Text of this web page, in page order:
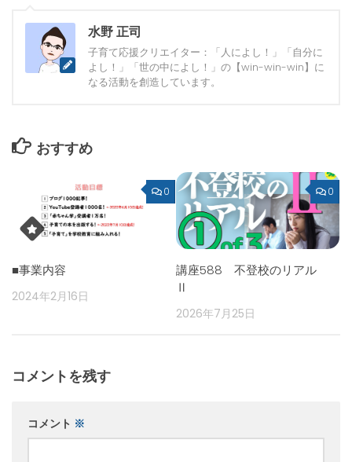
水野 正司
子育て応援クリエイター：「人によし！」「自分に
よし！」「世の中によし！」の【win-win-win】に
なる活動を創造しています。
おすすめ
0
■事業内容
2024年2月16日
0
講座588 不登校のリアル
Ⅱ
2026年7月25日
コメントを残す
コメント ※